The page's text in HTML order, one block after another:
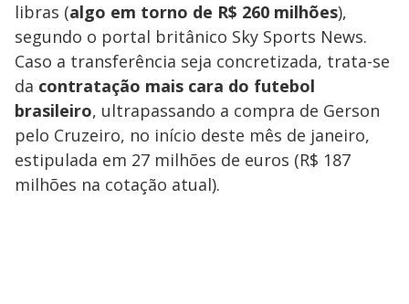
libras (algo em torno de R$ 260 milhões),
segundo o portal britânico Sky Sports News.
Caso a transferência seja concretizada, trata-se
da contratação mais cara do futebol
brasileiro, ultrapassando a compra de Gerson
pelo Cruzeiro, no início deste mês de janeiro,
estipulada em 27 milhões de euros (R$ 187
milhões na cotação atual).